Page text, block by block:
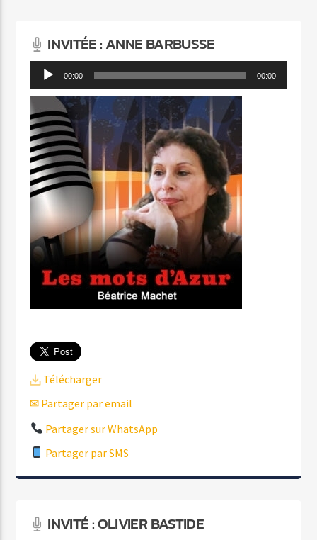
INVITÉE : ANNE BARBUSSE
Lecteur 00:00 00:00
Télécharger
✉ Partager par email
Partager sur WhatsApp
Partager par SMS
INVITÉ : OLIVIER BASTIDE